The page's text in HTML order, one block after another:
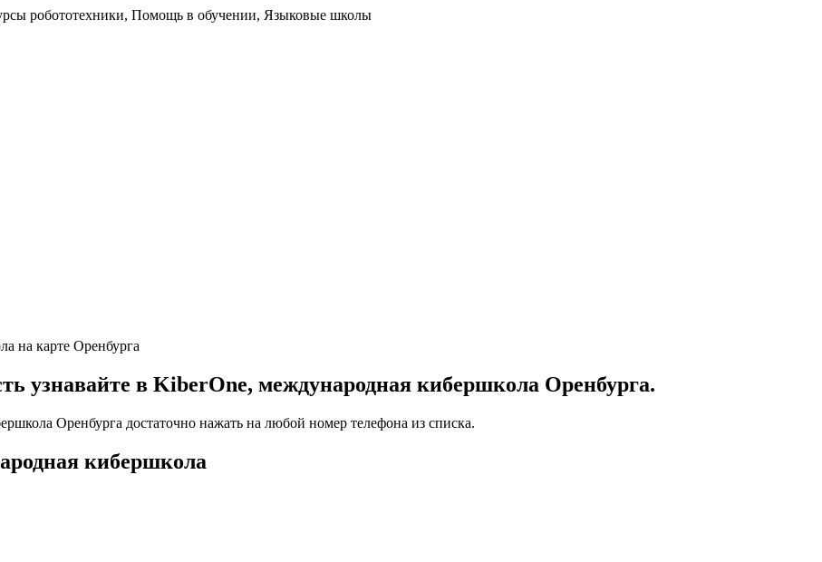
робототехники, Помощь в обучении, Языковые школы
на карте Оренбурга
в KiberOne, международная кибершкола Оренбурга.
Оренбурга достаточно нажать на любой номер телефона из списка.
кибершкола